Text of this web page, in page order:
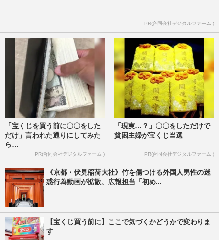
PR(合同会社デジタルファーム )
「宝くじを買う前に〇〇をした
だけ」言われた通りにしてみた
ら…
PR(合同会社デジタルファーム )
「現実…？」〇〇をしただけで
貧困主婦が宝くじ当選
PR(合同会社デジタルファーム )
《京都・伏見稲荷大社》竹を傷つける外国人男性の迷
惑行為動画が拡散、広報担当「初め...
【宝くじ買う前に】ここで気づくかどうかで変わりま
す